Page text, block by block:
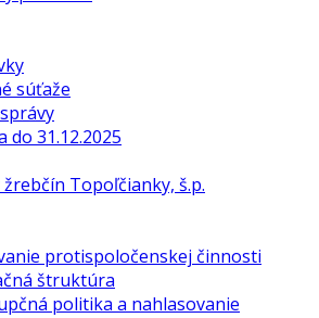
súťaže
do 31.12.2025
Topoľčianky, š.p.
protispoločenskej činnosti
štruktúra
politika a nahlasovanie